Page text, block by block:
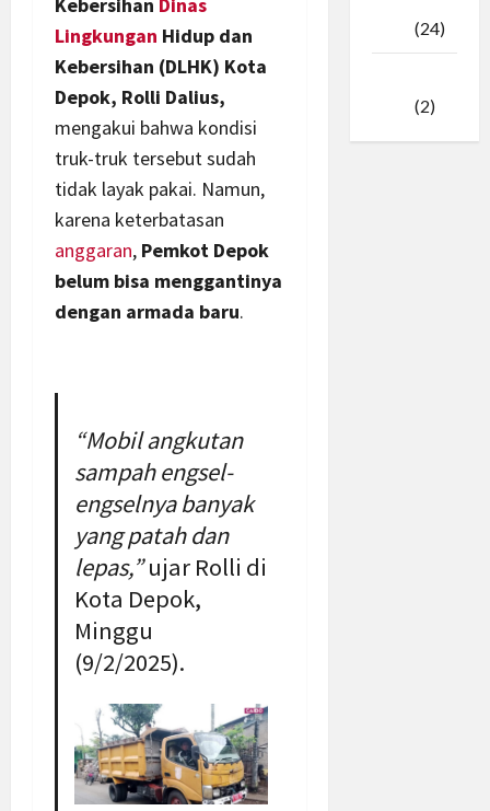
Lingkungan Hidup dan
Kebersihan (DLHK) Kota
Depok, Rolli Dalius,
mengakui bahwa kondisi
truk-truk tersebut sudah
tidak layak pakai. Namun,
karena keterbatasan
anggaran, Pemkot Depok
belum bisa menggantinya
dengan armada baru.
“Mobil angkutan
sampah engsel-
engselnya banyak
yang patah dan
lepas,”ujar Rolli di
Kota Depok,
Minggu
(9/2/2025).
(24)
(2)